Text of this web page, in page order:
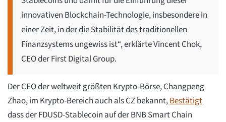
innovativen Blockchain-Technologie, insbesondere in
einer Zeit, in der die Stabilität des traditionellen
Finanzsystems ungewiss ist“, erklärte Vincent Chok,
CEO der First Digital Group.
Der CEO der weltweit größten Krypto-Börse, Changpeng
Zhao, im Krypto-Bereich auch als CZ bekannt,Bestätigt
dass der FDUSD-Stablecoin auf der BNB Smart Chain